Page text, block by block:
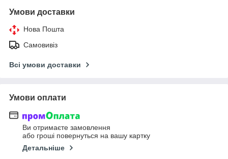
Умови доставки
Нова Пошта
Самовивіз
Всі умови доставки
Умови оплати
Ви отримаєте замовлення
або гроші повернуться на вашу картку
Детальніше